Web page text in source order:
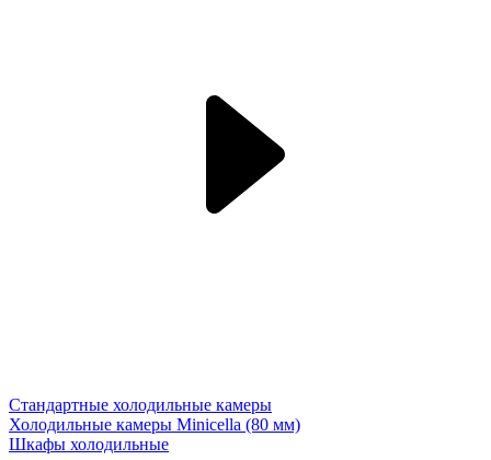
Стандартные холодильные камеры
Холодильные камеры Minicella (80 мм)
Шкафы холодильные